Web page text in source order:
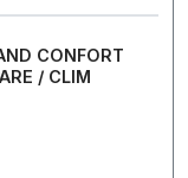
CONFORT
/ CLIM